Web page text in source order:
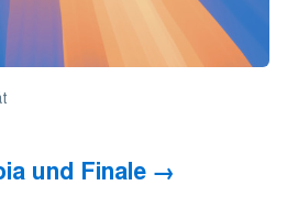
und Finale